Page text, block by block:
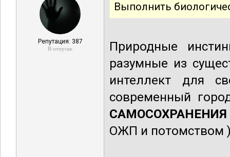
Репутация: 387
В отпуске
Выполнить
Природные
разумные из
интеллект для
современный
САМОСОХРАНЕНИЯ
ОЖП и потомством